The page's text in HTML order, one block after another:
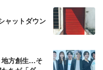
ャットダウン
地方創生…そ